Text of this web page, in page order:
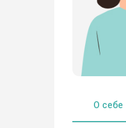
О себе